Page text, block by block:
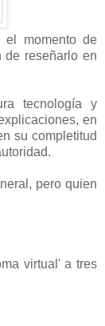
el momento de
de reseñarlo en
tecnología y
en
su completitud
pero quien
virtual' a tres